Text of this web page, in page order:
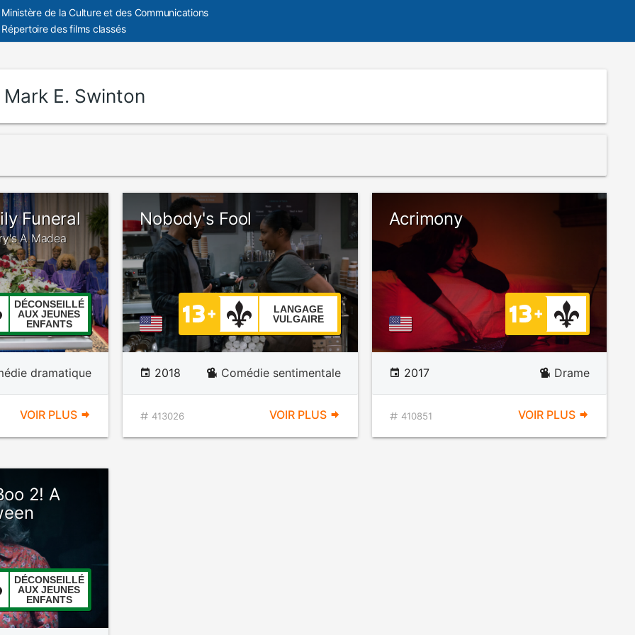
Ministère de la Culture et des Communications
Répertoire des films classés
Mark E. Swinton
Funeral
A Madea
DÉCONSEILLÉ
AUX JEUNES
ENFANTS
dramatique
VOIR PLUS
Nobody's Fool
LANGAGE
VULGAIRE
2018 Comédie sentimentale
413026 VOIR PLUS
Acrimony
2017 Drame
410851 VOIR PLUS
2! A
DÉCONSEILLÉ
AUX JEUNES
ENFANTS